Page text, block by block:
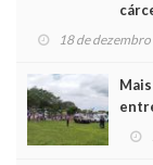
18 de